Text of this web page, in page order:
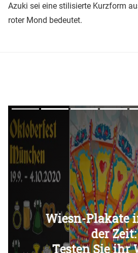
Azuki sei eine stilisierte Kurzform
roter Mond bedeutet.